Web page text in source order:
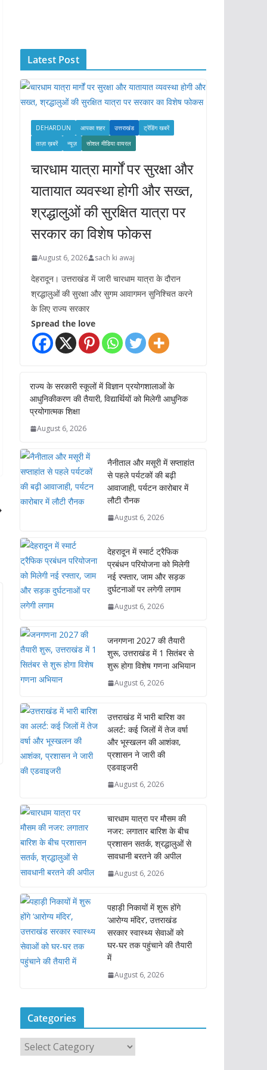
e
s
Latest Post
DEHARDUN आपका शहर उत्तराखंड
ट्रेंडिंग खबरें
ताज़ा ख़बरें
न्यूज़ सोशल मीडिया वायरल
चारधाम यात्रा मार्गों पर सुरक्षा और
यातायात व्यवस्था होगी और सख्त,
श्रद्धालुओं की सुरक्षित यात्रा पर
सरकार का विशेष फोकस
August 6, 2026 sach ki awaj
देहरादून। उत्तराखंड में जारी चारधाम यात्रा के दौरान
श्रद्धालुओं की सुरक्षा और सुगम आवागमन सुनिश्चित करने
के लिए राज्य सरकार
Spread the love
राज्य के सरकारी स्कूलों में विज्ञान प्रयोगशालाओं के
आधुनिकीकरण की तैयारी, विद्यार्थियों को मिलेगी आधुनिक
प्रयोगात्मक शिक्षा
August 6, 2026
नैनीताल और मसूरी में सप्ताहांत
से पहले पर्यटकों की बढ़ी
आवाजाही, पर्यटन कारोबार में
लौटी रौनक
August 6, 2026
देहरादून में स्मार्ट ट्रैफिक
प्रबंधन परियोजना को मिलेगी
नई रफ्तार, जाम और सड़क
दुर्घटनाओं पर लगेगी लगाम
August 6, 2026
जनगणना 2027 की तैयारी
शुरू, उत्तराखंड में 1 सितंबर से
शुरू होगा विशेष गणना अभियान
August 6, 2026
उत्तराखंड में भारी बारिश का
अलर्ट: कई जिलों में तेज वर्षा
और भूस्खलन की आशंका,
प्रशासन ने जारी की
एडवाइजरी
August 6, 2026
चारधाम यात्रा पर मौसम की
नजर: लगातार बारिश के बीच
प्रशासन सतर्क, श्रद्धालुओं से
सावधानी बरतने की अपील
August 6, 2026
पहाड़ी निकायों में शुरू होंगे
‘आरोग्य मंदिर’, उत्तराखंड
सरकार स्वास्थ्य सेवाओं को
घर-घर तक पहुंचाने की तैयारी
में
August 6, 2026
Categories
a